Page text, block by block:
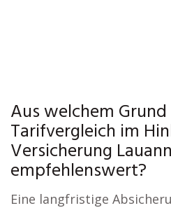
Aus welchem
Tarifvergleich im
Versicherung
empfehlenswert?
Eine langfristige